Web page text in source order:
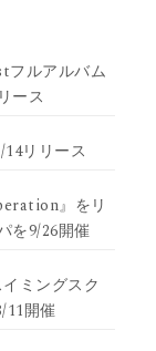
フルアルバム
ース
リリース
』をリ
を9/26開催
ミングスク
11開催